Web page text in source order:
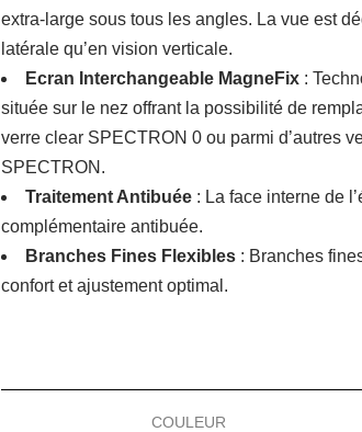
extra-large sous tous les angles. La vue est
latérale qu’en vision verticale.
Ecran Interchangeable MagneFix :
située sur le nez offrant la possibilité de
verre clear SPECTRON 0 ou parmi d’autres
SPECTRON.
Traitement Antibuée : La face interne de
complémentaire antibuée.
Branches Fines Flexibles : Branches
confort et ajustement optimal.
COULEUR